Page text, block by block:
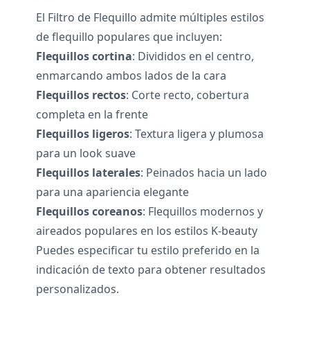
El Filtro de Flequillo admite múltiples estilos
de flequillo populares que incluyen:
Flequillos cortina: Divididos en el centro,
enmarcando ambos lados de la cara
Flequillos rectos: Corte recto, cobertura
completa en la frente
Flequillos ligeros: Textura ligera y plumosa
para un look suave
Flequillos laterales: Peinados hacia un lado
para una apariencia elegante
Flequillos coreanos: Flequillos modernos y
aireados populares en los estilos K-beauty
Puedes especificar tu estilo preferido en la
indicación de texto para obtener resultados
personalizados.